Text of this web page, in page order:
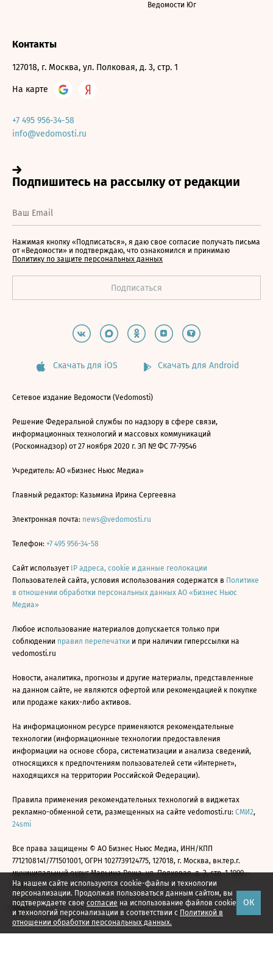
На нашем сайте используются cookie-файлы и технологии
персонализации. Продолжая пользоваться данным сайтом, вы
подтверждаете свое согласие на использование файлов cookie
и технологий персонализации в соответствии с Политикой в
отношении обработки персональных данных.
ОК
Ведомости Юг
Контакты
127018, г. Москва, ул. Полковая, д. 3, стр. 1
На карте
+7 495 956-34-58
info@vedomosti.ru
Нажимая кнопку «Подписаться», я даю свое согласие получать письма
от «Ведомости» и подтверждаю, что ознакомился и принимаю
Политику по защите персональных данных
Скачать для iOS Скачать для Android
Сетевое издание Ведомости (Vedomosti)
Решение Федеральной службы по надзору в сфере связи,
информационных технологий и массовых коммуникаций
(Роскомнадзор) от 27 ноября 2020 г. ЭЛ № ФС 77-79546
Учредитель: АО «Бизнес Ньюс Медиа»
Главный редактор: Казьмина Ирина Сергеевна
Электронная почта: news@vedomosti.ru
Телефон: +7 495 956-34-58
Сайт использует IP адреса, cookie и данные геолокации
Пользователей сайта, условия использования содержатся в Политике
в отношении обработки персональных данных АО «Бизнес Ньюс
Медиа»
Любое использование материалов допускается только при
соблюдении правил перепечатки и при наличии гиперссылки на
vedomosti.ru
Новости, аналитика, прогнозы и другие материалы, представленные
на данном сайте, не являются офертой или рекомендацией к покупке
или продаже каких-либо активов.
На информационном ресурсе применяются рекомендательные
технологии (информационные технологии предоставления
информации на основе сбора, систематизации и анализа сведений,
относящихся к предпочтениям пользователей сети «Интернет»,
находящихся на территории Российской Федерации).
Правила применения рекомендательных технологий в виджетах
рекламно-обменной сети, размещенных на сайте vedomosti.ru: СМИ2,
24smi
Все права защищены © АО Бизнес Ньюс Медиа, ИНН/КПП
7712108141/771501001, ОГРН 1027739124775, 127018, г. Москва, вн.тер.г.
муниципальный округ Марьина Роща, ул. Полковая, д. 3, стр. 1 1999—
2026